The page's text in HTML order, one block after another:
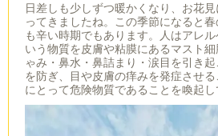
日差しも少しずつ暖かくなり、お花
ってきましたね。この季節になると
も辛い時期でもあります。人はアレ
いう物質を皮膚や粘膜にあるマスト
ゃみ・鼻水・鼻詰まり・涙目を引き
を防ぎ、目や皮膚の痒みを発症させ
にとって危険物質であることを喚起し